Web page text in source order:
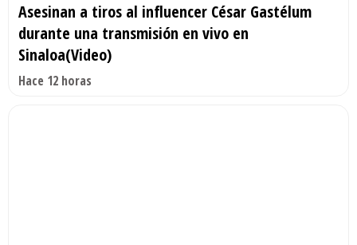
Asesinan a tiros al influencer César Gastélum
durante una transmisión en vivo en
Sinaloa(Video)
Hace 12 horas